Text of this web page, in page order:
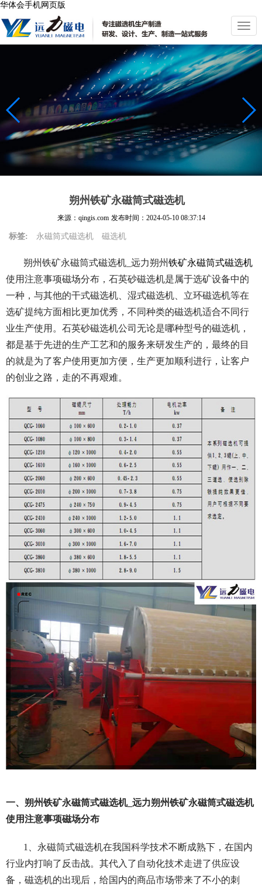
华体会手机网页版
切
换
导
航
朔州铁矿永磁筒式磁选机
来源：qingis.com 发布时间： 2024-05-10 08:37:14
标签: 永磁筒式磁选机 磁选机
朔州铁矿永磁筒式磁选机_远力朔州铁矿永磁筒式磁选机
使用注意事项磁场分布，石英砂磁选机是属于选矿设备中的
一种，与其他的干式磁选机、湿式磁选机、立环磁选机等在
选矿提纯方面相比更加优秀，不同种类的磁选机适合不同行
业生产使用。石英砂磁选机公司无论是哪种型号的磁选机，
都是基于先进的生产工艺和的服务来研发生产的，最终的目
的就是为了客户使用更加方便，生产更加顺利进行，让客户
的创业之路，走的不再艰难。
一、朔州铁矿永磁筒式磁选机_远力朔州铁矿永磁筒式磁选机
使用注意事项磁场分布
1、永磁筒式磁选机在我国科学技术不断成熟下，在国内
行业内打响了反击战。其代入了自动化技术走进了供应设
备，磁选机的出现后，给国内的商品市场带来了不小的刺